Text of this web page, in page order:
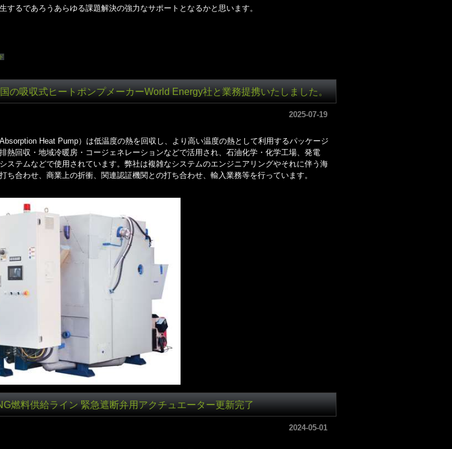
するであろうあらゆる課題解決の強力なサポートとなるかと思います。
の吸収式ヒートポンプメーカーWorld Energy社と業務提携いたしました。
2025-07-19
Heat Pump）は低温度の熱を回収し、より高い温度の熱として利用するパッケージ
熱回収・地域冷暖房・コージェネレーションなどで活用され、石油化学・化学工場、発電
ステムなどで使用されています。弊社は複雑なシステムのエンジニアリングやそれに伴う海
ち合わせ、商業上の折衝、関連認証機関との打ち合わせ、輸入業務等を行っています。
燃料供給ライン 緊急遮断弁用アクチュエーター更新完了
2024-05-01